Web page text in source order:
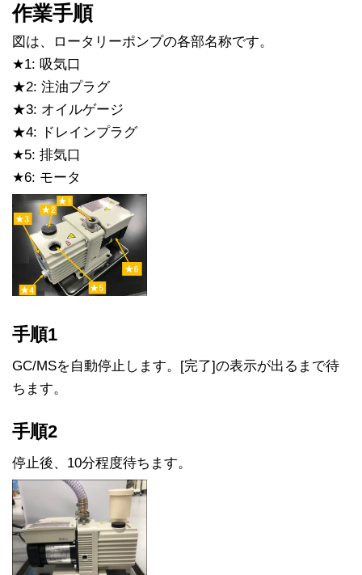
作業手順
図は、ロータリーポンプの各部名称です。
★1: 吸気口
★2: 注油プラグ
★3: オイルゲージ
★4: ドレインプラグ
★5: 排気口
★6: モータ
手順1
GC/MSを自動停止します。[完了]の表示が出るまで待
ちます。
手順2
停止後、10分程度待ちます。